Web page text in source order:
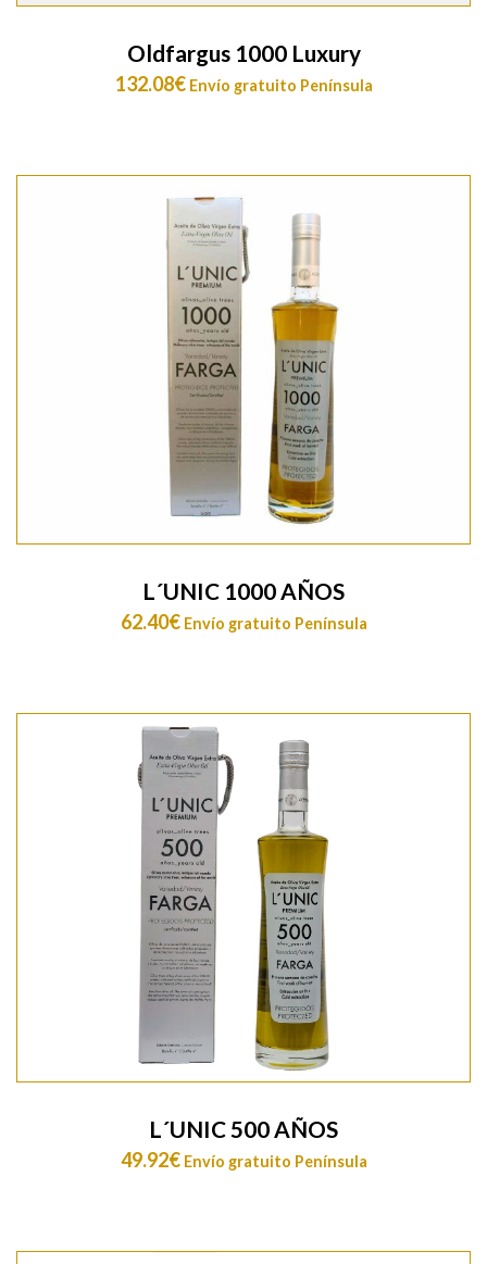
Oldfargus 1000 Luxury
132.08€ Envío gratuito Península
L´UNIC 1000 AÑOS
62.40€ Envío gratuito Península
L´UNIC 500 AÑOS
49.92€ Envío gratuito Península